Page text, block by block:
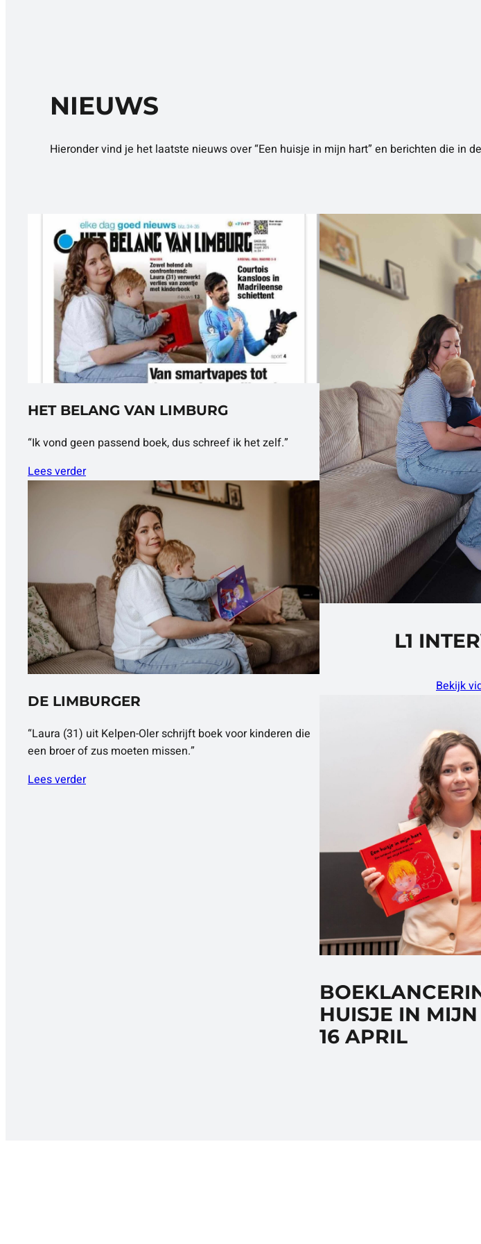
NIEUWS
Hieronder vind je het laatste nieuws over “Een huisje in mijn hart” en berichten die in
HET BELANG VAN LIMBURG
“Ik vond geen passend boek, dus schreef ik het zelf.”
Lees verder
DE LIMBURGER
“Laura (31) uit Kelpen-Oler schrijft boek voor kinderen die
een broer of zus moeten missen.”
Lees verder
L1
Bekijk
HUISJE IN
16 APRIL